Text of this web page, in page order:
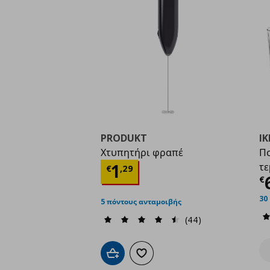
PRODUKT
Χτυπητήρι φραπέ
€1 ,29
Τρέχουσα τιμή €
5 πόντους ανταμοιβής
(44)
Προσθήκη στο καλάθι
Προσθήκη στα αγαπημένα
€
30